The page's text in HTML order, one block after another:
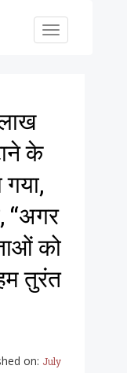
Toggle
के
गया,
“अगर
को
तुरंत
on: July